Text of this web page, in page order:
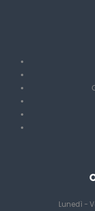
Lunedì -